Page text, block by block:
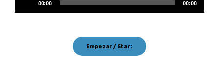
de
00:00 00:00